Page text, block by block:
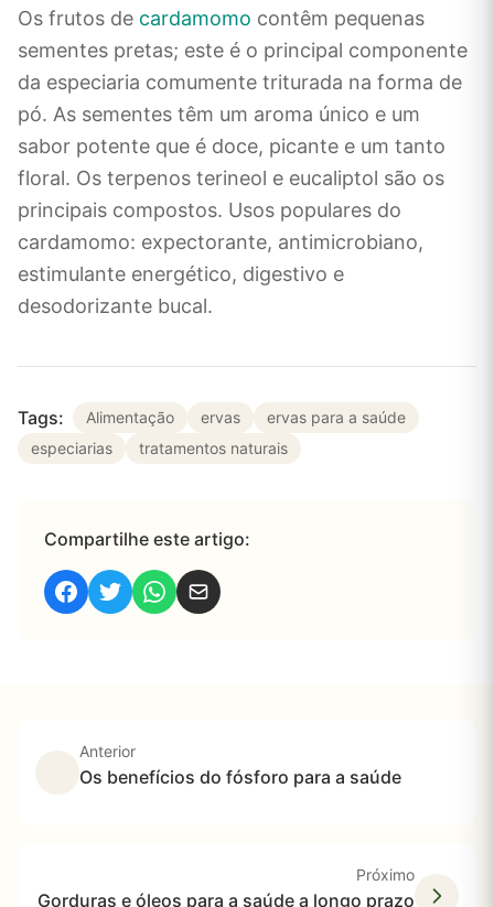
Os frutos de cardamomo contêm pequenas
sementes pretas; este é o principal componente
da especiaria comumente triturada na forma de
pó. As sementes têm um aroma único e um
sabor potente que é doce, picante e um tanto
floral. Os terpenos terineol e eucaliptol são os
principais compostos. Usos populares do
cardamomo: expectorante, antimicrobiano,
estimulante energético, digestivo e
desodorizante bucal.
Tags: Alimentação ervas
ervas para a saúde
especiarias
tratamentos naturais
Compartilhe este artigo:
Anterior
Os benefícios do fósforo para a saúde
Próximo
Gorduras e óleos para a saúde a longo prazo